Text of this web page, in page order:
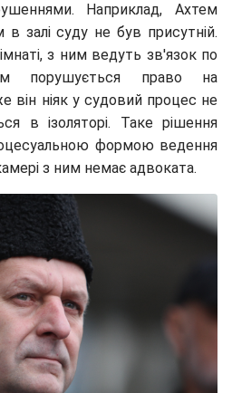
Наприклад, Ахтем
залі суду не був присутній.
з ним ведуть зв'язок по
порушується право на
він ніяк у судовий процес не
в ізоляторі. Таке рішення
формою ведення
з ним немає адвоката.